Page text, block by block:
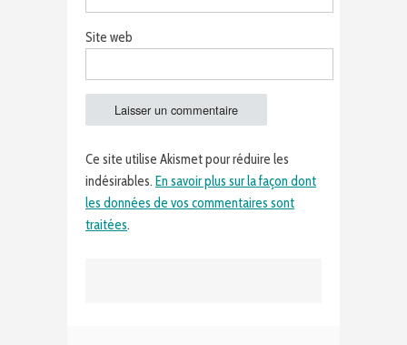
Site web
Ce site utilise Akismet pour réduire les
indésirables. En savoir plus sur la façon dont
les données de vos commentaires sont
traitées.